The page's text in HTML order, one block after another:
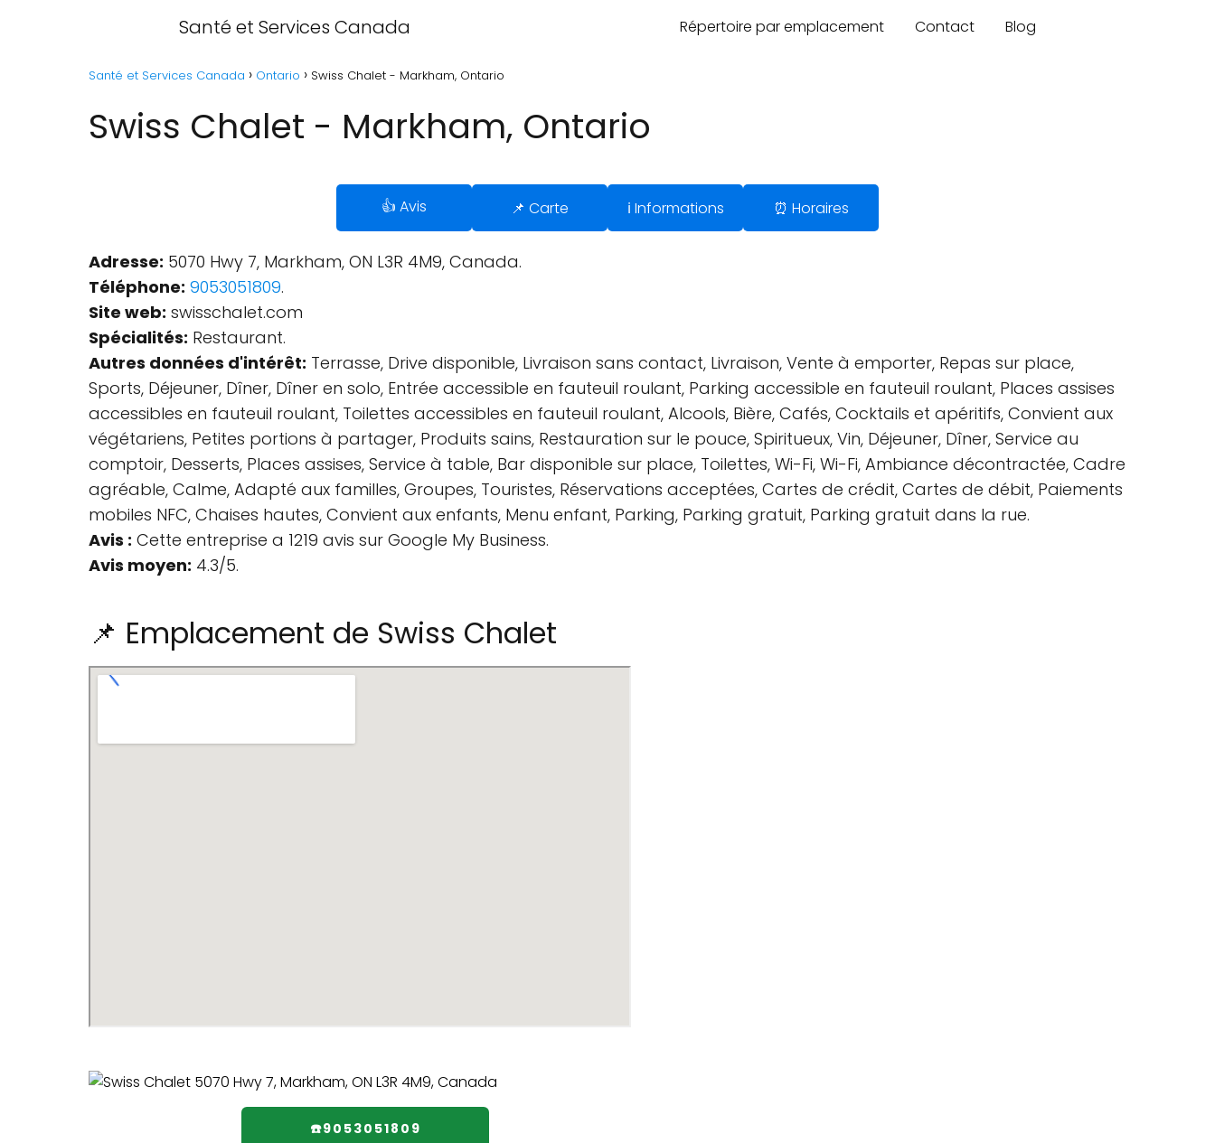
Santé et Services Canada Répertoire par emplacement Contact Blog
Santé et Services Canada Ontario Swiss Chalet - Markham, Ontario
Swiss Chalet - Markham, Ontario
👍 Avis 📌 Carte ℹ️ Informations ⏰ Horaires
Adresse: 5070 Hwy 7, Markham, ON L3R 4M9, Canada.
Téléphone: 9053051809.
Site web: swisschalet.com
Spécialités: Restaurant.
Autres données d'intérêt: Terrasse, Drive disponible, Livraison sans contact, Livraison, Vente à emporter, Repas sur place,
Sports, Déjeuner, Dîner, Dîner en solo, Entrée accessible en fauteuil roulant, Parking accessible en fauteuil roulant, Places assises
accessibles en fauteuil roulant, Toilettes accessibles en fauteuil roulant, Alcools, Bière, Cafés, Cocktails et apéritifs, Convient aux
végétariens, Petites portions à partager, Produits sains, Restauration sur le pouce, Spiritueux, Vin, Déjeuner, Dîner, Service au
comptoir, Desserts, Places assises, Service à table, Bar disponible sur place, Toilettes, Wi-Fi, Wi-Fi, Ambiance décontractée, Cadre
agréable, Calme, Adapté aux familles, Groupes, Touristes, Réservations acceptées, Cartes de crédit, Cartes de débit, Paiements
mobiles NFC, Chaises hautes, Convient aux enfants, Menu enfant, Parking, Parking gratuit, Parking gratuit dans la rue.
Avis : Cette entreprise a 1219 avis sur Google My Business.
Avis moyen: 4.3/5.
📌 Emplacement de Swiss Chalet
☎️9053051809